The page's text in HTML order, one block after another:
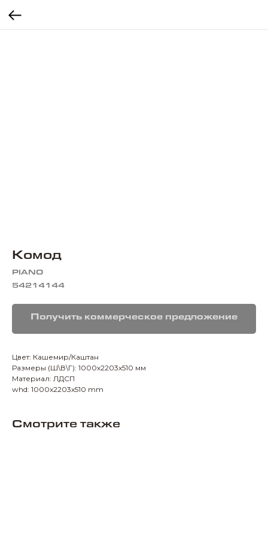
Комод
PIANO
54214144
Получить коммерческое предложение
Цвет: Кашемир/Каштан
Размеры (Ш\В\Г): 1000х2203х510 мм
Материал: ЛДСП
whd: 1000x2203x510 mm
Смотрите также